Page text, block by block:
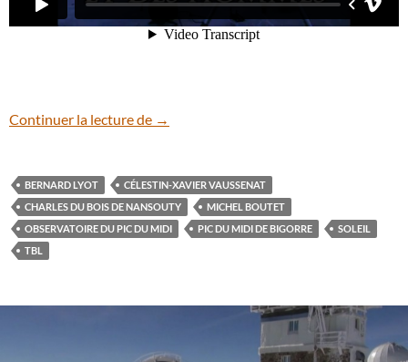
Continuer la lecture de Coucher de Soleil derrière
→
BERNARD LYOT
CÉLESTIN-XAVIER VAUSSENAT
CHARLES DU BOIS DE NANSOUTY
MICHEL BOUTET
OBSERVATOIRE DU PIC DU MIDI
PIC DU MIDI DE BIGORRE
SOLEIL
TBL